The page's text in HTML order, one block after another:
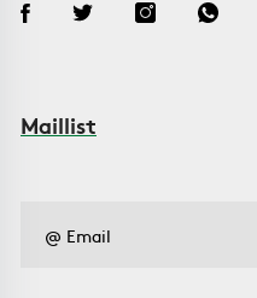
Maillist